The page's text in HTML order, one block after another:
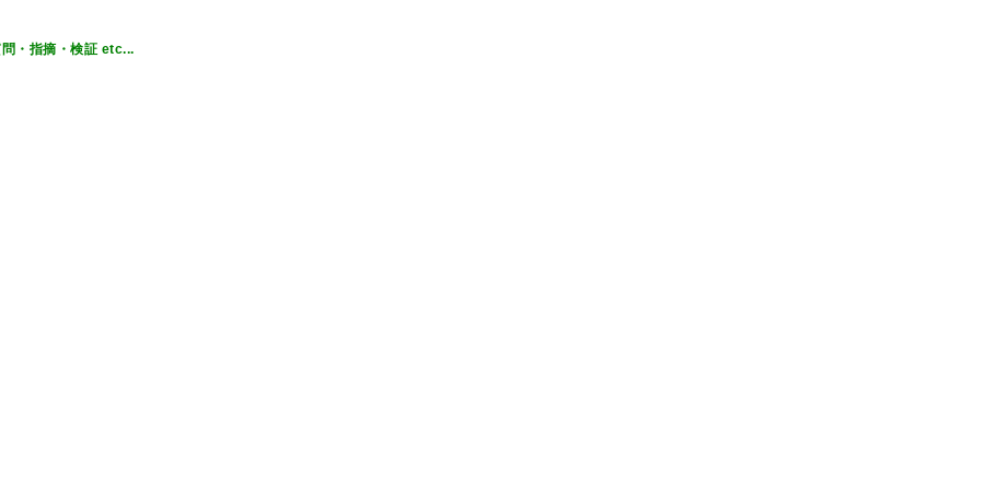
・指摘・検証 etc...